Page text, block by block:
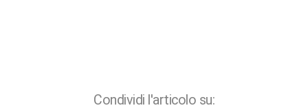
Condividi l'articolo su: